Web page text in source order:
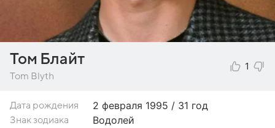
Том Блайт
Tom Blyth
1
Дата рождения 2 февраля 1995 / 31 год
Знак зодиака Водолей